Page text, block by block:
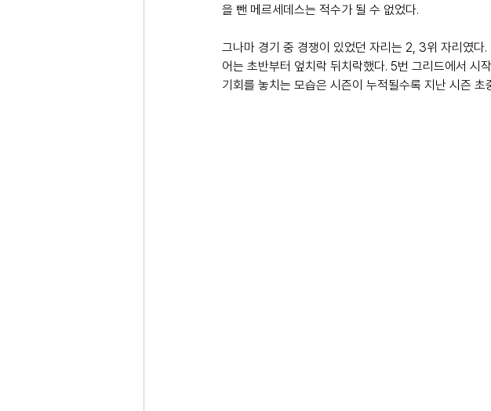
을 뺀 메르세데스는 적수가 될 수 없었다.
그나마 경기 중 경쟁이 있었던 자리는 2, 3위 자리였다
어는 초반부터 엎치락 뒤치락했다. 5번 그리드에서 시
기회를 놓치는 모습은 시즌이 누적될수록 지난 시즌